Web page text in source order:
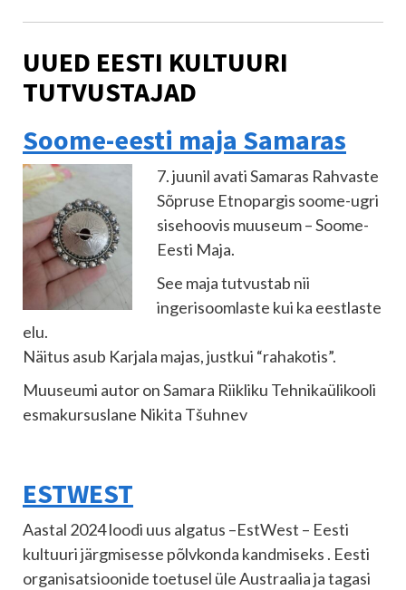
UUED EESTI KULTUURI
TUTVUSTAJAD
Soome-eesti maja Samaras
7. juunil avati Samaras Rahvaste
Sõpruse Etnopargis soome-ugri
sisehoovis muuseum – Soome-
Eesti Maja.
See maja tutvustab nii
ingerisoomlaste kui ka eestlaste
elu.
Näitus asub Karjala majas, justkui “rahakotis”.
Muuseumi autor on Samara Riikliku Tehnikaülikooli
esmakursuslane Nikita Tšuhnev
ESTWEST
Aastal 2024 loodi uus algatus –EstWest – Eesti
kultuuri järgmisesse põlvkonda kandmiseks . Eesti
organisatsioonide toetusel üle Austraalia ja tagasi